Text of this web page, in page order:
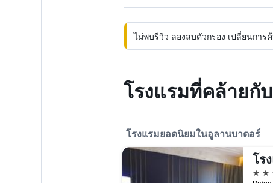
ไม่พบรีวิว ลองลบตัวกรอง เปลี่ยนการ
โรงแรมที่คล้ายกั
โรงแรมยอดนิยมในอูลานบาตอร์
โร
5 ดา